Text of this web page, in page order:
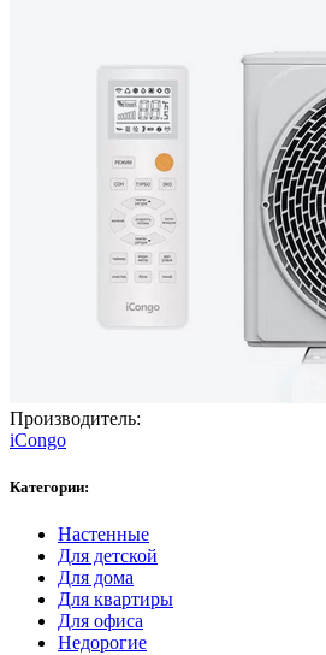
Производитель:
iCongo
Категории:
Настенные
Для детской
Для дома
Для квартиры
Для офиса
Недорогие